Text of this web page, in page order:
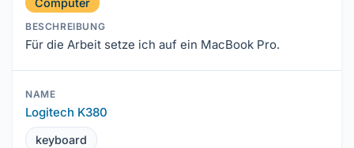
Computer
Für die Arbeit setze ich auf ein MacBook Pro.
Logitech K380
keyboard